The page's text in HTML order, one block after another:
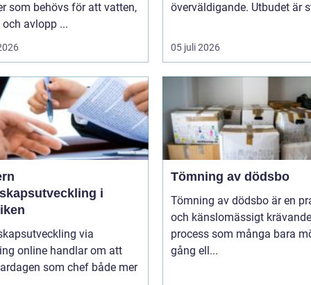
som behövs för att vatten,
avlopp ...
överväldigande. Utbudet är
05 juli 2026
i
via
online handlar om att
som chef både mer
Tömning av dödsbo
Tömning av dödsbo är en
och känslomässigt krävande
process som många bara
gång ell...